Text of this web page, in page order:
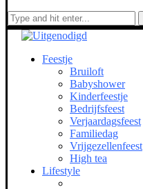
Feestje
Bruiloft
Babyshower
Kinderfeestje
Bedrijfsfeest
Verjaardagsfeest
Familiedag
Vrijgezellenfeest
High tea
Lifestyle